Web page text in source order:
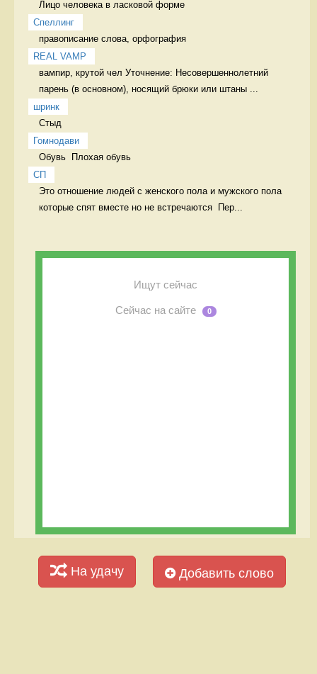
Лицо человека в ласковой форме
Спеллинг
правописание слова, орфография
REAL VAMP
вампир, крутой чел Уточнение: Несовершеннолетний
парень (в основном), носящий брюки или штаны ...
шринк
Стыд
Гомнодави
Обувь  Плохая обувь
СП
Это отношение людей с женского пола и мужского пола
которые спят вместе но не встречаются  Пер...
Ищут сейчас
Сейчас на сайте 0
На удачу Добавить слово